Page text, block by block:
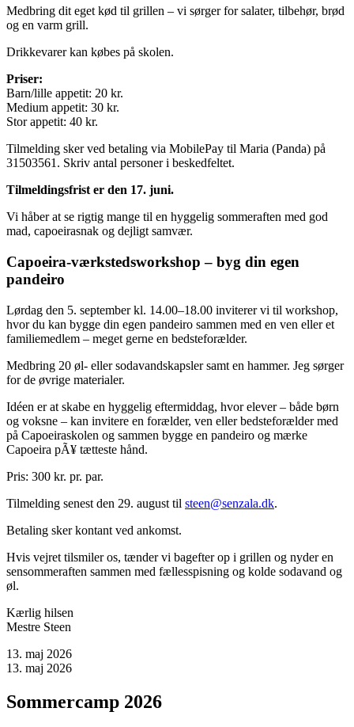
Medbring dit eget kød til grillen – vi sørger for salater, tilbehør, brød
og en varm grill.
Drikkevarer kan købes på skolen.
Priser:
Barn/lille appetit: 20 kr.
Medium appetit: 30 kr.
Stor appetit: 40 kr.
Tilmelding sker ved betaling via MobilePay til Maria (Panda) på
31503561. Skriv antal personer i beskedfeltet.
Tilmeldingsfrist er den 17. juni.
Vi håber at se rigtig mange til en hyggelig sommeraften med god
mad, capoeirasnak og dejligt samvær.
Capoeira-værkstedsworkshop – byg din egen
pandeiro
Lørdag den 5. september kl. 14.00–18.00 inviterer vi til workshop,
hvor du kan bygge din egen pandeiro sammen med en ven eller et
familiemedlem – meget gerne en bedsteforælder.
Medbring 20 øl- eller sodavandskapsler samt en hammer. Jeg sørger
for de øvrige materialer.
Idéen er at skabe en hyggelig eftermiddag, hvor elever – både børn
og voksne – kan invitere en forælder, ven eller bedsteforælder med
på Capoeiraskolen og sammen bygge en pandeiro og mærke
Capoeira pÃ¥ tætteste hånd.
Pris: 300 kr. pr. par.
Tilmelding senest den 29. august til steen@senzala.dk.
Betaling sker kontant ved ankomst.
Hvis vejret tilsmiler os, tænder vi bagefter op i grillen og nyder en
sensommeraften sammen med fællesspisning og kolde sodavand og
øl.
Kærlig hilsen
Mestre Steen
13. maj 2026
13. maj 2026
Sommercamp 2026